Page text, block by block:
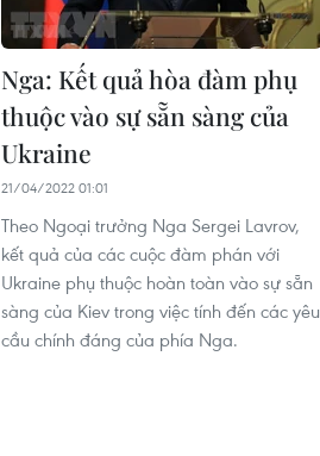
Nga: Kết quả hòa đàm phụ
thuộc vào sự sẵn sàng của
Ukraine
21/04/2022 01:01
Theo Ngoại trưởng Nga Sergei Lavrov,
kết quả của các cuộc đàm phán với
Ukraine phụ thuộc hoàn toàn vào sự sẵn
sàng của Kiev trong việc tính đến các yêu
cầu chính đáng của phía Nga.